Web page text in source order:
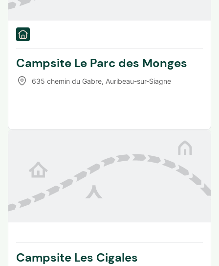
Campsite Le Parc des Monges
635 chemin du Gabre, Auribeau-sur-Siagne
Campsite Les Cigales